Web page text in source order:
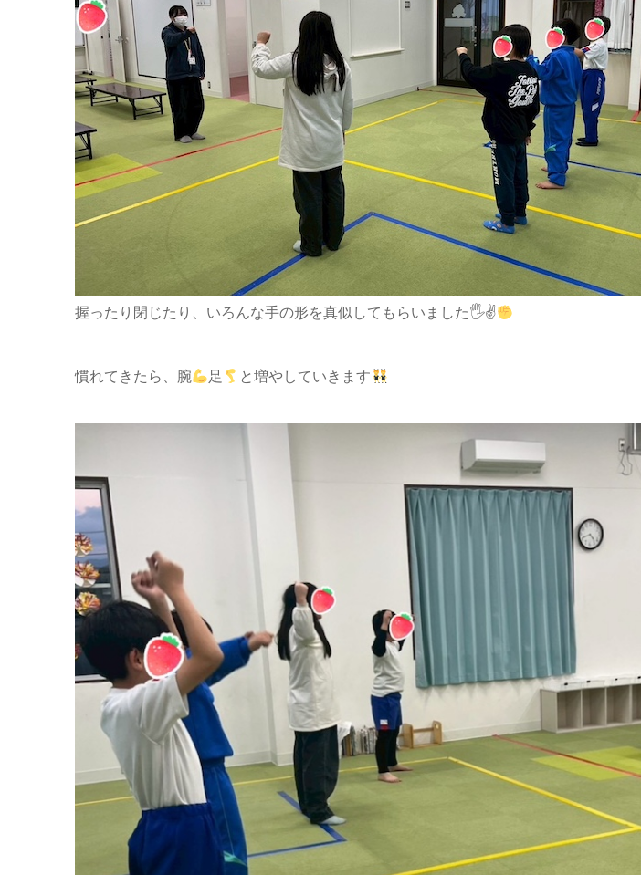
握ったり閉じたり、いろんな手の形を真似してもらいました🖐✌
慣れてきたら、腕 足 と増やしていきます